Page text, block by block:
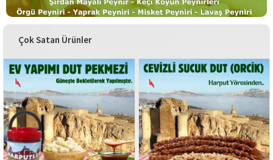
Çok Satan Ürünler